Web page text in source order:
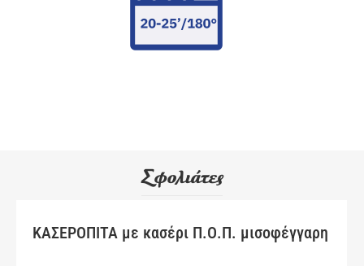
Σφολιάτες
ΚΑΣΕΡΟΠΙΤΑ με κασέρι Π.Ο.Π. μισοφέγγαρη